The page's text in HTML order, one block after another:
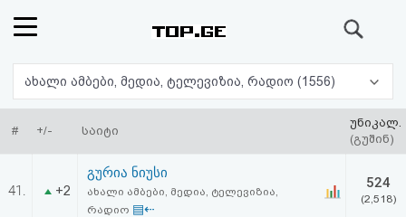
რეიტინგი
(მთავარი)
ფოსტა
ახალი ამბები, მედია, ტელევიზია, რადიო (1556)
# +/- საიტი
უნიკალ.
(გუშინ)
41. +2
გურია ნიუსი
ახალი ამბები, მედია, ტელევიზია,
რადიო ▤⇠
524
(2,518)